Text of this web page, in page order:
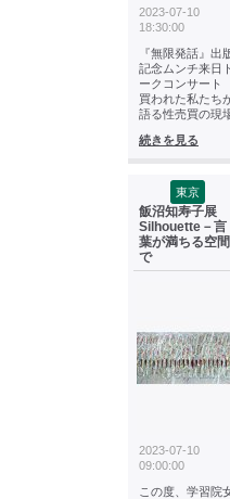
2023-07-10
18:30:00
『無限発話』出
記念ムンチ来日
ークコンサー
買われた私たち
語る性売買の現
続きを見る
東京
飯沼知寿子展
Silhouette－言
葉が満ちる空間
で
2023-07-10
09:00:00
この度、学習院